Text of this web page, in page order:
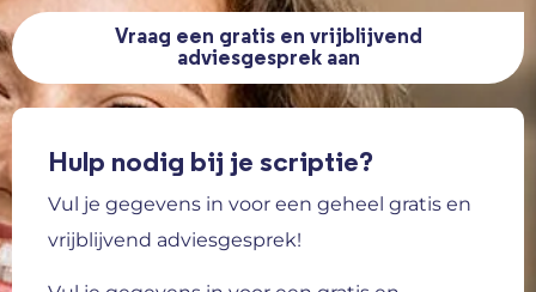
Vraag een gratis en vrijblijvend
adviesgesprek aan
Hulp nodig bij je scriptie?
Vul je gegevens in voor een geheel gratis en
vrijblijvend adviesgesprek!